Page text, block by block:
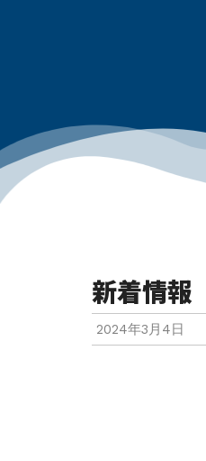
新着情報
2024年3月4日